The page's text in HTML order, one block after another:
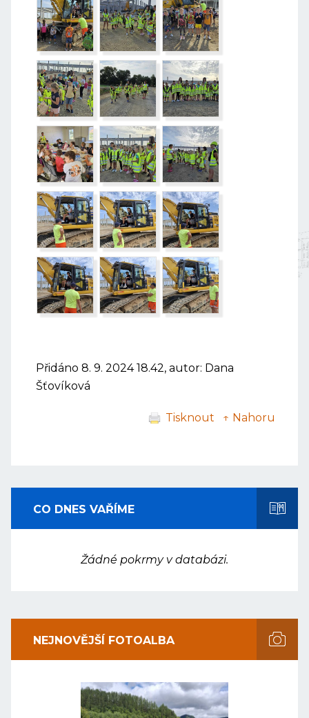
Přidáno 8. 9. 2024 18.42, autor: Dana
Šťovíková
Tisknout ↑ Nahoru
CO DNES VAŘÍME
Žádné pokrmy v databázi.
NEJNOVĚJŠÍ FOTOALBA